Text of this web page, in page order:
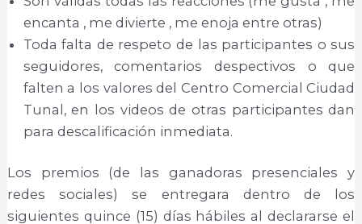
encanta , me divierte , me enoja entre otras)
Toda falta de respeto de las participantes o sus
seguidores, comentarios despectivos o que
falten a los valores del Centro Comercial Ciudad
Tunal, en los videos de otras participantes dan
para descalificación inmediata.
Los premios (de las ganadoras presenciales y
redes sociales) se entregara dentro de los
siguientes quince (15) días hábiles al declararse el